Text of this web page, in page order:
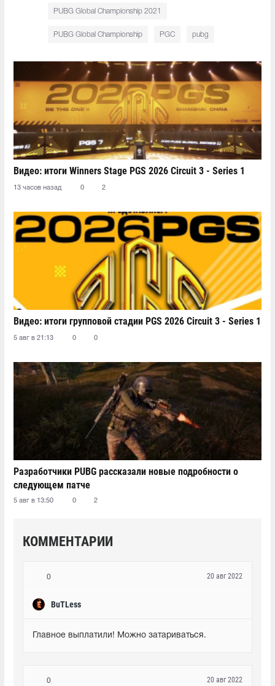
PUBG Global Championship 2021
PUBG Global Championship PGC pubg
Видео: итоги Winners Stage PGS 2026 Circuit 3 - Series 1
13 часов назад 0 2
Видео: итоги групповой стадии PGS 2026 Circuit 3 - Series 1
5 авг в 21:13 0 0
Разработчики PUBG рассказали новые подробности о
следующем патче
5 авг в 13:50 0 2
КОММЕНТАРИИ
0
BuTLess
20 авг 2022
Главное выплатили! Можно затариваться.
0 20 авг 2022